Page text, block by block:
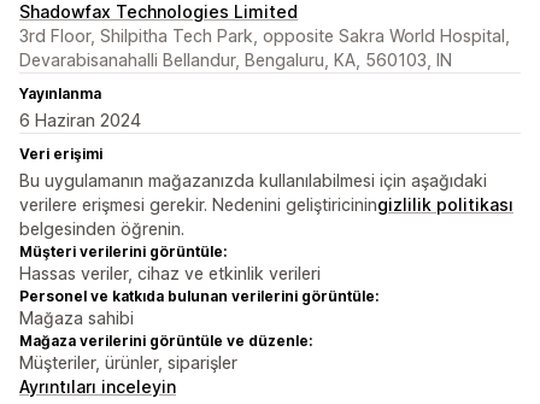
Shadowfax Technologies Limited
3rd Floor, Shilpitha Tech Park, opposite Sakra World Hospital,
Devarabisanahalli Bellandur, Bengaluru, KA, 560103, IN
Yayınlanma
6 Haziran 2024
Veri erişimi
Bu uygulamanın mağazanızda kullanılabilmesi için aşağıdaki
verilere erişmesi gerekir. Nedenini geliştiriciningizlilik politikası
belgesinden öğrenin.
Müşteri verilerini görüntüle:
Hassas veriler, cihaz ve etkinlik verileri
Personel ve katkıda bulunan verilerini görüntüle:
Mağaza sahibi
Mağaza verilerini görüntüle ve düzenle:
Müşteriler, ürünler, siparişler
Ayrıntıları inceleyin